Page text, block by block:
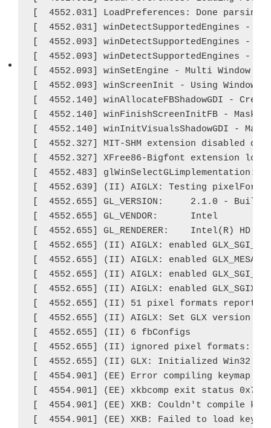
[  4552.031] LoadPreferences: Done
[  4552.031] winDetectSupportedEngines -
[  4552.093] winDetectSupportedEngines -
[  4552.093] winDetectSupportedEngines -
[  4552.093] winSetEngine - Multi Window or
[  4552.093] winScreenInit - Using
[  4552.140] winAllocateFBShadowGDI -
[  4552.140] winFinishScreenInitFB -
[  4552.140] winInitVisualsShadowGDI -
[  4552.327] MIT-SHM extension disabled
[  4552.327] XFree86-Bigfont extension
[  4552.483] glWinSelectGLimplementation:
[  4552.639] (II) AIGLX: Testing
[  4552.655] GL_VERSION:     2.1.0 - Build
[  4552.655] GL_VENDOR:      Intel
[  4552.655] GL_RENDERER:    Intel(R) HD
[  4552.655] (II) AIGLX: enabled
[  4552.655] (II) AIGLX: enabled
[  4552.655] (II) AIGLX: enabled
[  4552.655] (II) AIGLX: enabled
[  4552.655] (II) 51 pixel formats reported
[  4552.655] (II) AIGLX: Set GLX version to
[  4552.655] (II) 6 fbConfigs
[  4552.655] (II) ignored pixel formats: 0
[  4552.655] (II) GLX: Initialized Win32
[  4554.901] (EE) Error compiling keymap
[  4554.901] (EE) xkbcomp exit status
[  4554.901] (EE) XKB: Couldn't compile
[  4554.901] (EE) XKB: Failed to load
検索をかけると種々同様の状況らしきものは出てくる
が、解決法が見つからない（
Google検索 ）。
Jon TURNEY – Re: XWin Server fails to start with keymap
failure,
Cygwin/Xを一度削除して再インストールしてみたり、
64bit版のCygwin/Xのせいかと32bit版もインストールした
りしたが効果なし。また、ウィルス対策ソフトなどの悪
影響かと、これらも外してみたりもしたがダメだった。
ショートカットからでなく、コンソールからX単体を起動
してみてもダメ。
Cygwinのセットアッププログラムで、別ディレクトリに
X11関連のすべてのパッケージを指定してインストールし
てみたり、Windowsのセーフモード（ネットワーク機能
付き）でも起動してみたが、起動できない状況に変化な
かった。
2026年8月
日
火 水 木
1
2 3 5 8
9 10 11 12 13 14 15